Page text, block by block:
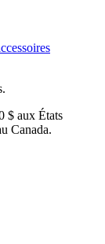
$ aux États
Canada.